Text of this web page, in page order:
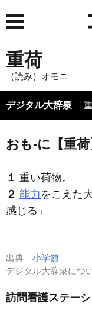
重荷
（読み）オモニ
デジタル大辞泉 「
おも‐に【重荷
１ 重い荷物。
２ 能力 をこえた
感じる」
出典 小学館
デジタル大辞泉に
訪問看護ステー